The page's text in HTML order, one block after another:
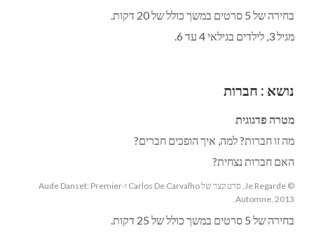
בחירה של 5 סרטים במשך כולל של 20 דקות.
מגיל 3, לילדים בגילאי 4 עד 6.
נושא : חברות
מטרה פדגוגית
מה זו חברות? למה, איך הופכים חברים?
האם חברות נצחית?
© Je Regarde. סרט קצר של Carlos De Carvalho ו-Aude Danset: Premier
Automne, 2013.
בחירה של 5 סרטים במשך כולל של 25 דקות.